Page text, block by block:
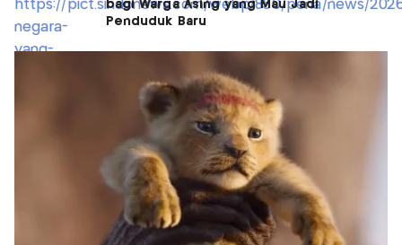
bagi Warga Asing yang Mau Jadi
Penduduk Baru